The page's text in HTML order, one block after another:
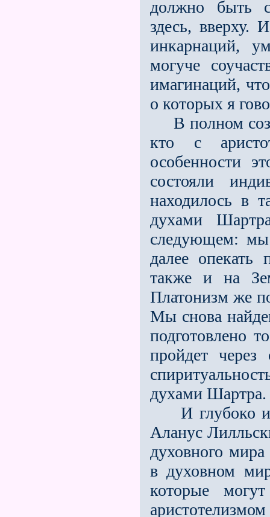
должно быть
здесь, вверху.
инкарнаций,
могуче
имагинаций,
о которых я
В полном
кто с
особенности
состояли
находилось в
духами
следующем: мы
далее опекать
также и на
Платонизм же
Мы снова
подготовлено
пройдет через
духами Шартра.
И глубоко
Аланус
духовного
в духовном
которые